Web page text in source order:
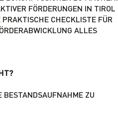
FÖRDERUNGEN IN TIROL M
CHECKLISTE FÜR D
ALLES W
ZU